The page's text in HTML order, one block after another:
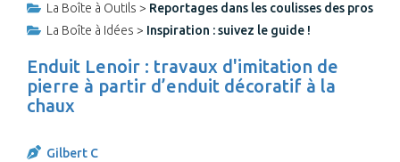
La Boîte à Outils > Reportages dans les coulisses des pros
La Boîte à Idées > Inspiration : suivez le guide !
Enduit Lenoir : travaux d'imitation de
pierre à partir d’enduit décoratif à la
chaux
Gilbert C